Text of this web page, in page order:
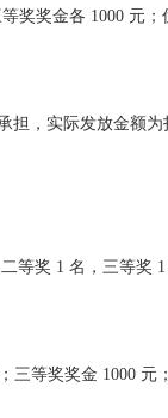
奖奖金各 1000 元
，实际发放金额为
奖 1 名，三等奖 1
等奖奖金 1000 元